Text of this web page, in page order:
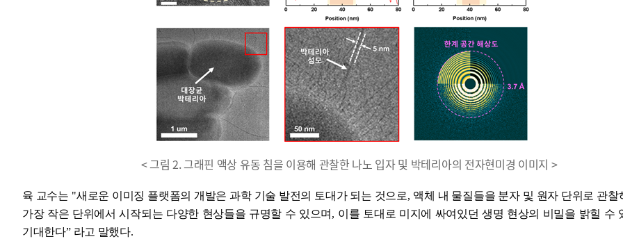
< 그림 2. 그래핀 액상 유동 침을 이용해 관찰한 나노 입자 및 박테리아의 전자현미경 이미지 >
육 교수는 "새로운 이미징 플랫폼의 개발은 과학 기술 발전의 토대가 되는 것으로, 액체 내 물질들을 분자 및 원자 단위로 관찰
가장 작은 단위에서 시작되는 다양한 현상들을 규명할 수 있으며 , 이를 토대로 미지에 싸여있던 생명 현상의 비밀을 밝힐 수
기대한다ˮ 라고 말했다.